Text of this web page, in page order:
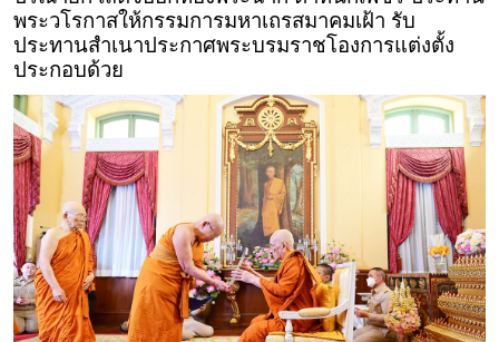
พระวโรกาสให้กรรมการมหาเถรสมาคมเฝ้า รับ
ประทานสำเนาประกาศพระบรมราชโองการแต่งตั้ง
ประกอบด้วย